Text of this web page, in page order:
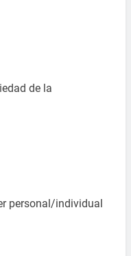
de la
personal/individual